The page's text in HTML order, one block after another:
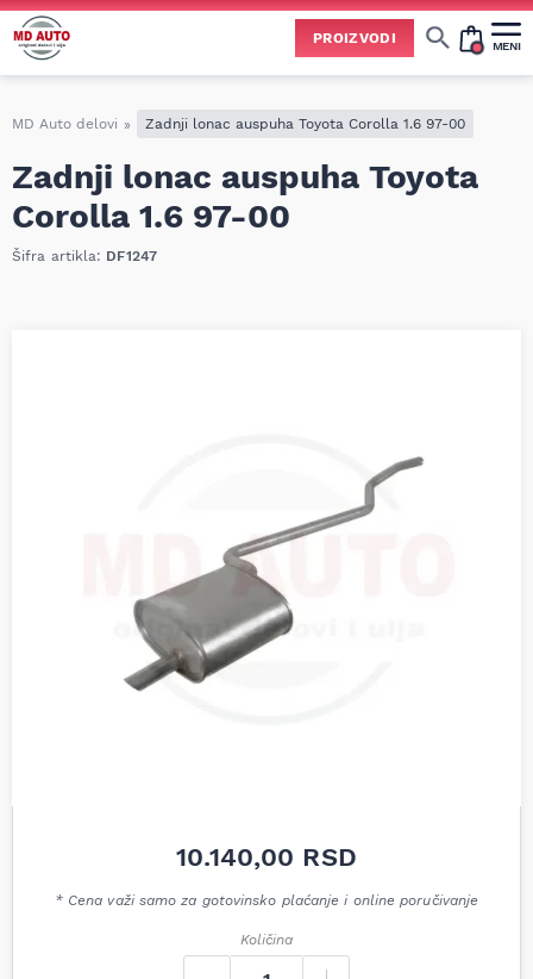
PROIZVODI MENI
MD Auto delovi » Zadnji lonac auspuha Toyota Corolla 1.6 97-00
Zadnji lonac auspuha Toyota
Corolla 1.6 97-00
Šifra artikla: DF1247
10.140,00 RSD
* Cena važi samo za gotovinsko plaćanje i online poručivanje
Količina